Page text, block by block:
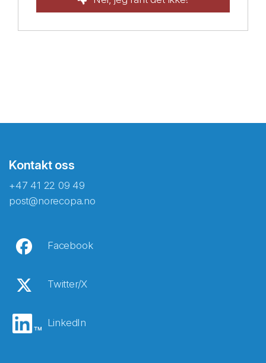
Kontakt oss
+47 41 22 09 49
post@norecopa.no
Facebook
Twitter/X
LinkedIn